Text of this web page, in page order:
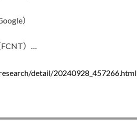
）
）…
detail/20240928_457266.html